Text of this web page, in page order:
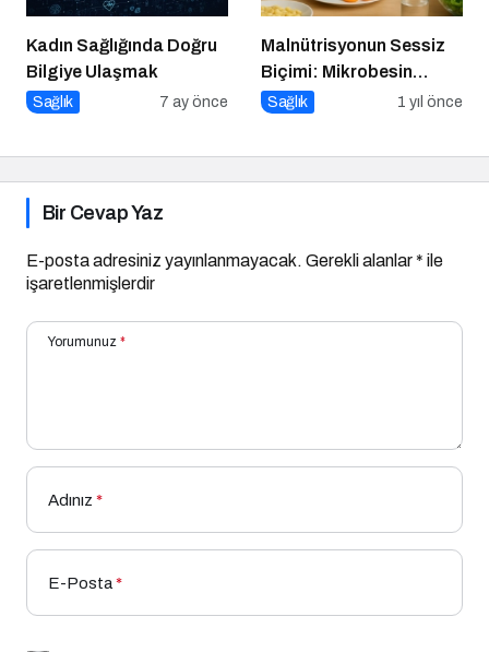
Kadın Sağlığında Doğru
Bilgiye Ulaşmak
Sağlık 7 ay önce
Malnütrisyonun Sessiz
Biçimi: Mikrobesin
Eksikliklerinin
Sağlık 1 yıl önce
Bir Cevap Yaz
E-posta adresiniz yayınlanmayacak. Gerekli alanlar* ile
işaretlenmişlerdir
Yorumunuz *
Adınız *
E-Posta*